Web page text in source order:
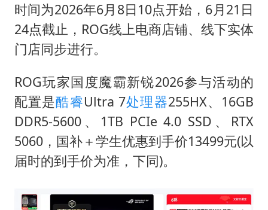
时间为2026年6月8日10点开始，6月21日
24点截止，ROG线上电商店铺、线下实体
门店同步进行。
ROG玩家国度魔霸新锐2026参与活动的
配置是酷睿Ultra 7处理器255HX、16GB
DDR5-5600、1TB PCIe 4.0 SSD、RTX
5060，国补＋学生优惠到手价13499元(以
届时的到手价为准，下同)。